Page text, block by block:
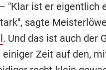
"Klar ist er eigentlich
sagte
. Und das ist auch der
einiger Zeit auf den,